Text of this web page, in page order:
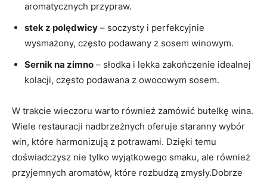
aromatycznych przypraw.
stek z‍ polędwicy – ‌soczysty i perfekcyjnie
wysmażony, często podawany ⁢z sosem winowym.
Sernik na zimno – słodka i lekka​ zakończenie ⁤idealnej
kolacji, często podawana z owocowym‍ sosem.
W trakcie wieczoru warto również zamówić butelkę wina.
Wiele restauracji nadbrzeżnych oferuje staranny wybór
win, które harmonizują z potrawami. Dzięki temu
doświadczysz nie tylko wyjątkowego smaku, ale również
przyjemnych‍ aromatów, które rozbudzą⁢ zmysły.Dobrze